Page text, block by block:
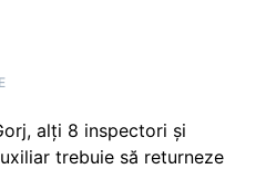
alți 8 inspectori și
trebuie să returneze